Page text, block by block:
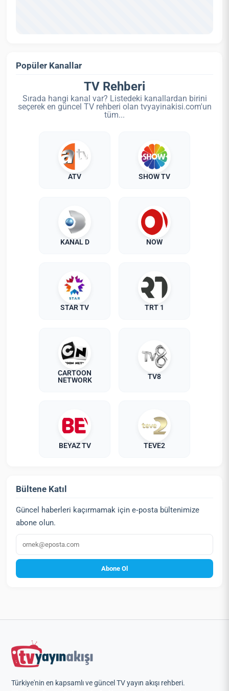
Popüler Kanallar
TV Rehberi
Sırada hangi kanal var? Listedeki kanallardan birini
seçerek en güncel TV rehberi olan tvyayinakisi.com'un
tüm...
ATV SHOW TV
KANAL D NOW
STAR TV TRT 1
CARTOON
NETWORK
TV8
BEYAZ TV TEVE2
Bültene Katıl
Güncel haberleri kaçırmamak için e‑posta bültenimize
abone olun.
E‑posta
Abone Ol
Türkiye'nin en kapsamlı ve güncel TV yayın akışı rehberi.